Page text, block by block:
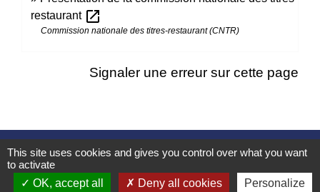
restaurant open_in_new
Commission nationale des titres-restaurant (CNTR)
Signaler une erreur sur cette page
Contacts
Mairie d’Izieu
This site uses cookies and gives you control over what you want
to activate
OK, accept all
Deny all cookies Personalize